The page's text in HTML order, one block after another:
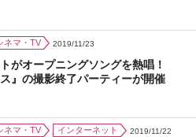
ネマ・TV 2019/11/23
がオープニングソングを熱唱！
ス』の撮影終了パーティーが開催
ネマ・TV インターネット 2019/11/22